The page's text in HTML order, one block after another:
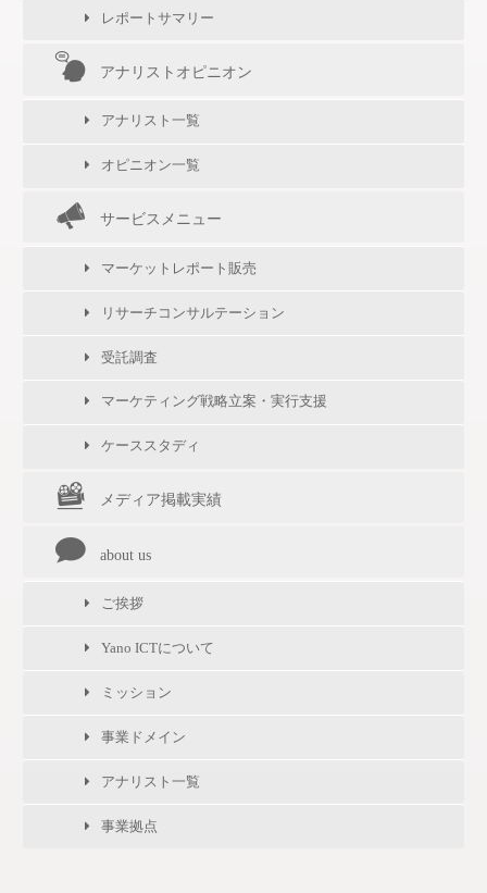
レポートサマリー
アナリストオピニオン
アナリスト一覧
オピニオン一覧
サービスメニュー
マーケットレポート販売
リサーチコンサルテーション
受託調査
マーケティング戦略立案・実行支援
ケーススタディ
メディア掲載実績
about us
ご挨拶
Yano ICTについて
ミッション
事業ドメイン
アナリスト一覧
事業拠点